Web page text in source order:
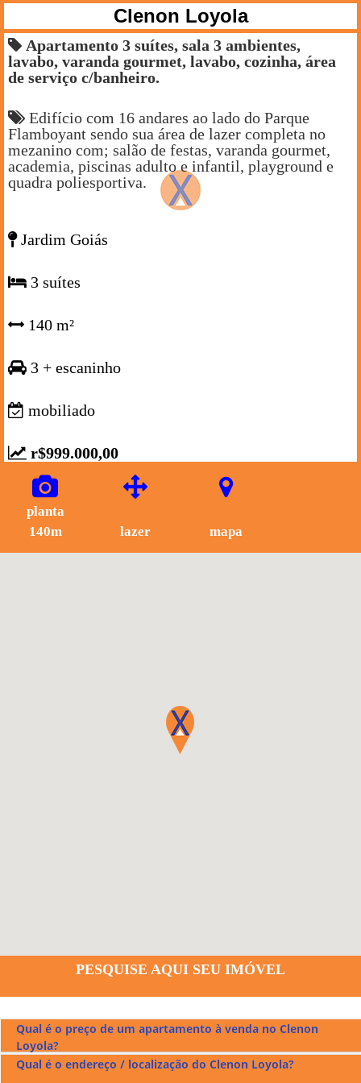
Clenon Loyola
Apartamento 3 suítes, sala 3 ambientes,
lavabo, varanda gourmet, lavabo, cozinha, área
de serviço c/banheiro.
Edifício com 16 andares ao lado do Parque
Flamboyant sendo sua área de lazer completa no
mezanino com; salão de festas, varanda gourmet,
academia, piscinas adulto e infantil, playground e
quadra poliesportiva.
Jardim Goiás
3 suítes
140 m²
3 + escaninho
mobiliado
r$999.000,00
planta
140m
lazer mapa
PESQUISE AQUI SEU IMÓVEL
Qual é o preço de um apartamento à venda no Clenon
Loyola?
Qual é o endereço / localização do Clenon Loyola?